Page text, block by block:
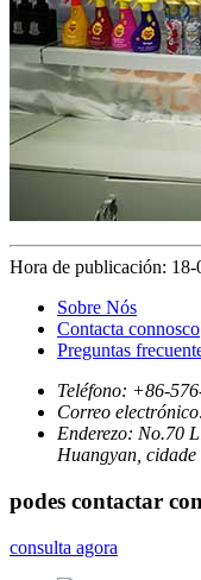
Hora de publicación: 18-
Sobre Nós
Contacta connosco
Preguntas
Teléfono: +86-
Correo
Enderezo: No.70
Huangyan,
podes contactar
consulta agora